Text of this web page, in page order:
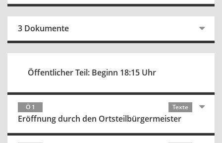
3 Dokumente
Öffentlicher Teil: Beginn 18:15 Uhr
Ö 1 Texte
Eröffnung durch den Ortsteilbürgermeister